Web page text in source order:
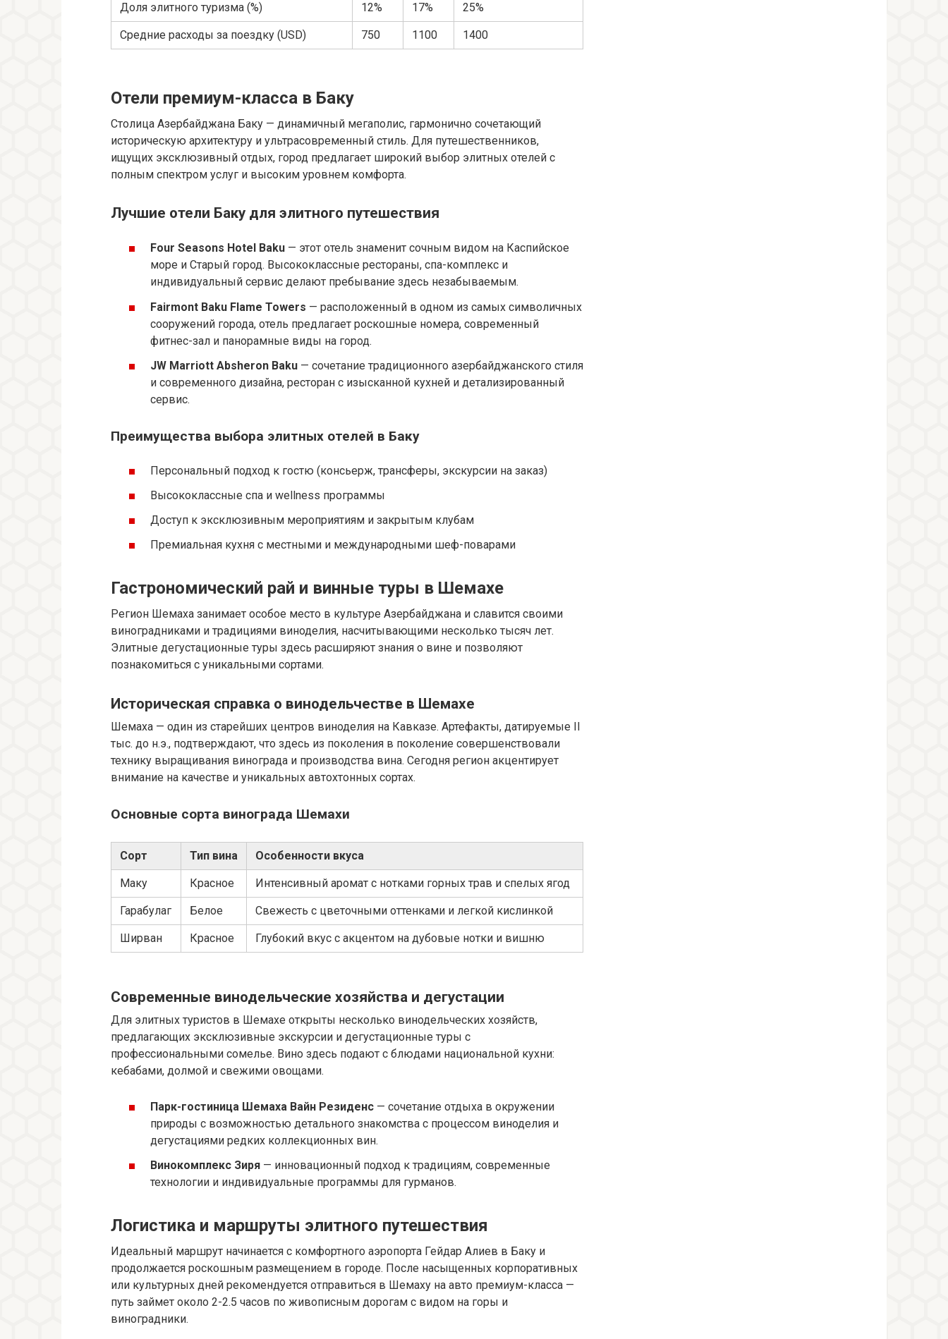
Доля элитного туризма (%) 12% 17% 25%
Средние расходы за поездку (USD) 750 1100 1400
Отели премиум-класса в Баку
Столица Азербайджана Баку — динамичный мегаполис, гармонично сочетающий
историческую архитектуру и ультрасовременный стиль. Для путешественников,
ищущих эксклюзивный отдых, город предлагает широкий выбор элитных отелей с
полным спектром услуг и высоким уровнем комфорта.
Лучшие отели Баку для элитного путешествия
Four Seasons Hotel Baku — этот отель знаменит сочным видом на Каспийское
море и Старый город. Высококлассные рестораны, спа-комплекс и
индивидуальный сервис делают пребывание здесь незабываемым.
Fairmont Baku Flame Towers — расположенный в одном из самых символичных
сооружений города, отель предлагает роскошные номера, современный
фитнес-зал и панорамные виды на город.
JW Marriott Absheron Baku — сочетание традиционного азербайджанского стиля
и современного дизайна, ресторан с изысканной кухней и детализированный
сервис.
Преимущества выбора элитных отелей в Баку
Персональный подход к гостю (консьерж, трансферы, экскурсии на заказ)
Высококлассные спа и wellness программы
Доступ к эксклюзивным мероприятиям и закрытым клубам
Премиальная кухня с местными и международными шеф-поварами
Гастрономический рай и винные туры в Шемахе
Регион Шемаха занимает особое место в культуре Азербайджана и славится своими
виноградниками и традициями виноделия, насчитывающими несколько тысяч лет.
Элитные дегустационные туры здесь расширяют знания о вине и позволяют
познакомиться с уникальными сортами.
Историческая справка о винодельчестве в Шемахе
Шемаха — один из старейших центров виноделия на Кавказе. Артефакты, датируемые II
тыс. до н.э., подтверждают, что здесь из поколения в поколение совершенствовали
технику выращивания винограда и производства вина. Сегодня регион акцентирует
внимание на качестве и уникальных автохтонных сортах.
Основные сорта винограда Шемахи
Сорт Тип вина Особенности вкуса
Маку Красное Интенсивный аромат с нотками горных трав и спелых ягод
Гарабулаг Белое Свежесть с цветочными оттенками и легкой кислинкой
Ширван Красное Глубокий вкус с акцентом на дубовые нотки и вишню
Современные винодельческие хозяйства и дегустации
Для элитных туристов в Шемахе открыты несколько винодельческих хозяйств,
предлагающих эксклюзивные экскурсии и дегустационные туры с
профессиональными сомелье. Вино здесь подают с блюдами национальной кухни:
кебабами, долмой и свежими овощами.
Парк-гостиница Шемаха Вайн Резиденс — сочетание отдыха в окружении
природы с возможностью детального знакомства с процессом виноделия и
дегустациями редких коллекционных вин.
Винокомплекс Зиря — инновационный подход к традициям, современные
технологии и индивидуальные программы для гурманов.
Логистика и маршруты элитного путешествия
Идеальный маршрут начинается с комфортного аэропорта Гейдар Алиев в Баку и
продолжается роскошным размещением в городе. После насыщенных корпоративных
или культурных дней рекомендуется отправиться в Шемаху на авто премиум-класса —
путь займет около 2-2.5 часов по живописным дорогам с видом на горы и
виноградники.